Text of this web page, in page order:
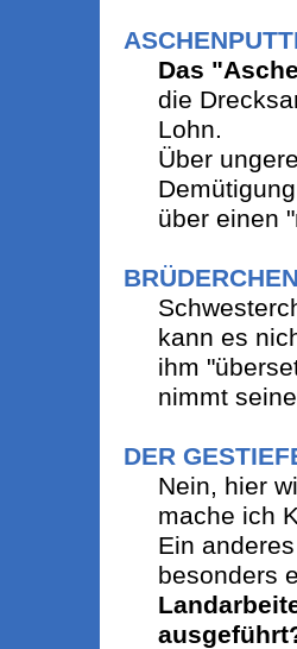
Das
die
Lohn.
Über
über einen
kann es
ihm
nimmt
DER
Nein, hier
mache ich
Ein
besonders